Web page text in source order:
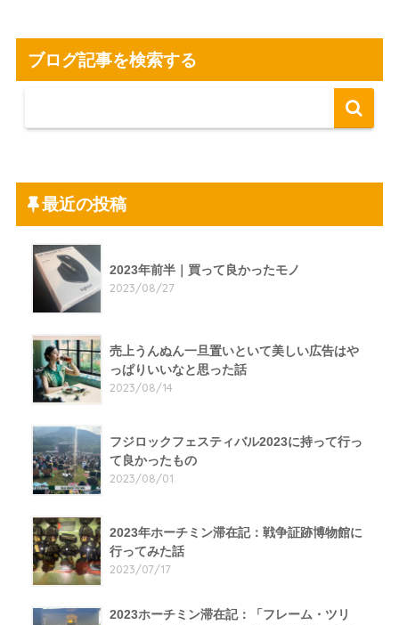
ブログ記事を検索する
最近の投稿
2023年前半｜買って良かったモノ
2023/08/27
売上うんぬん一旦置いといて美しい広告はや
っぱりいいなと思った話
2023/08/14
フジロックフェスティバル2023に持って行っ
て良かったもの
2023/08/01
2023年ホーチミン滞在記：戦争証跡博物館に
行ってみた話
2023/07/17
2023ホーチミン滞在記：「フレーム・ツリ